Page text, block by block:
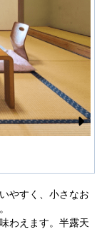
N
やすく、小さなお
わえます。半露天